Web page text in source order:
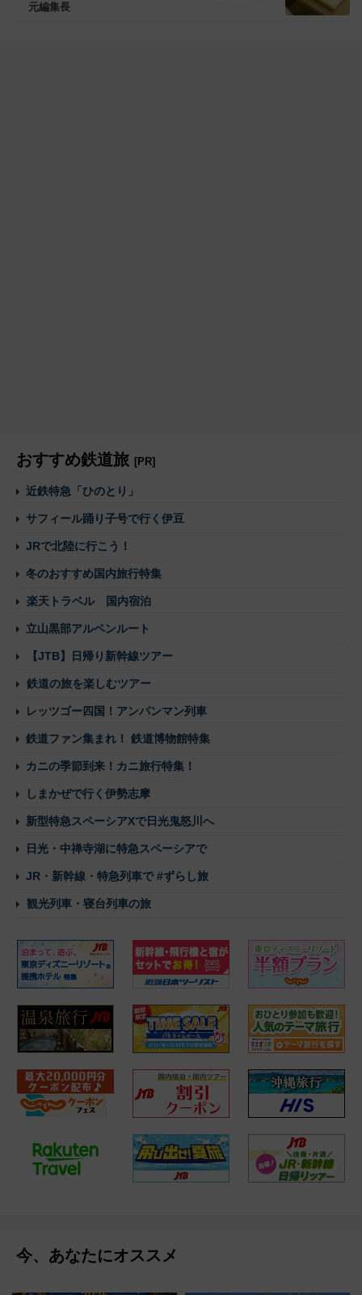
元編集長
おすすめ鉄道旅 [PR]
近鉄特急「ひのとり」
サフィール踊り子号で行く伊豆
JRで北陸に行こう！
冬のおすすめ国内旅行特集
楽天トラベル 国内宿泊
立山黒部アルペンルート
【JTB】日帰り新幹線ツアー
鉄道の旅を楽しむツアー
レッツゴー四国！アンパンマン列車
鉄道ファン集まれ！ 鉄道博物館特集
カニの季節到来！カニ旅行特集！
しまかぜで行く伊勢志摩
新型特急スペーシアXで日光鬼怒川へ
日光・中禅寺湖に特急スペーシアで
JR・新幹線・特急列車で #ずらし旅
観光列車・寝台列車の旅
今、あなたにオススメ